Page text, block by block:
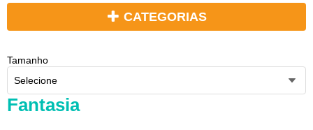
CATEGORIAS
Tamanho
Selecione
Fantasia